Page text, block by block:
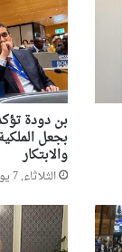
بن دودة
بجعل
والابتكار
الثلاثاء, 7 يوليو 2026, 19:18